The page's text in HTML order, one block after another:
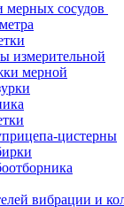
мерных сосудов
измерительной
мерной
цистерны